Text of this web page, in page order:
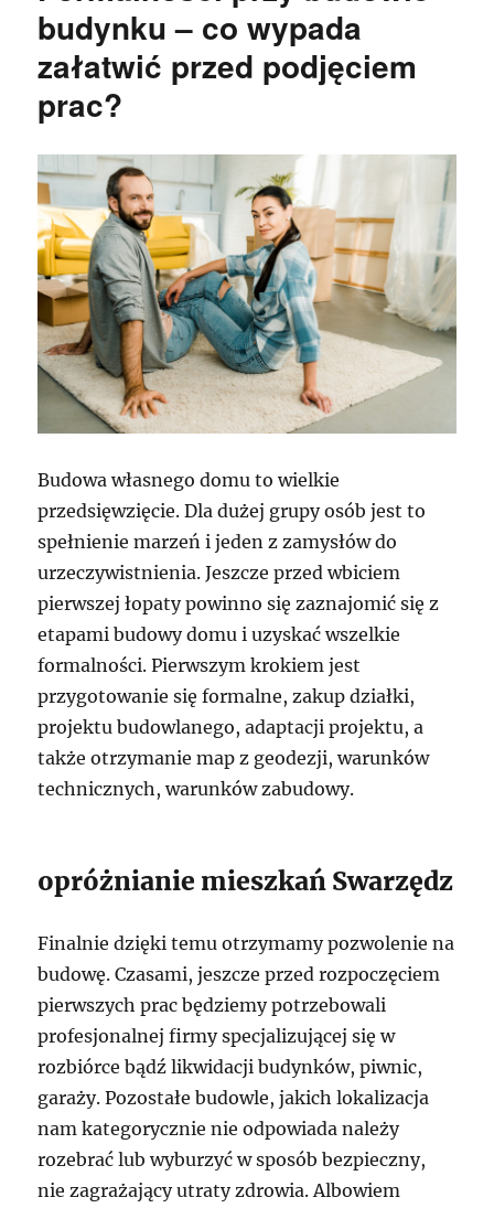
budynku – co wypada
załatwić przed podjęciem
prac?
Budowa własnego domu to wielkie
przedsięwzięcie. Dla dużej grupy osób jest to
spełnienie marzeń i jeden z zamysłów do
urzeczywistnienia. Jeszcze przed wbiciem
pierwszej łopaty powinno się zaznajomić się z
etapami budowy domu i uzyskać wszelkie
formalności. Pierwszym krokiem jest
przygotowanie się formalne, zakup działki,
projektu budowlanego, adaptacji projektu, a
także otrzymanie map z geodezji, warunków
technicznych, warunków zabudowy.
opróżnianie mieszkań Swarzędz
Finalnie dzięki temu otrzymamy pozwolenie na
budowę. Czasami, jeszcze przed rozpoczęciem
pierwszych prac będziemy potrzebowali
profesjonalnej firmy specjalizującej się w
rozbiórce bądź likwidacji budynków, piwnic,
garaży. Pozostałe budowle, jakich lokalizacja
nam kategorycznie nie odpowiada należy
rozebrać lub wyburzyć w sposób bezpieczny,
nie zagrażający utraty zdrowia. Albowiem